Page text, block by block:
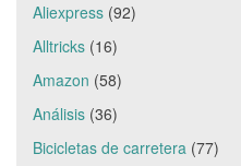
Aliexpress (92)
Alltricks (16)
Amazon (58)
Análisis (36)
Bicicletas de carretera (77)